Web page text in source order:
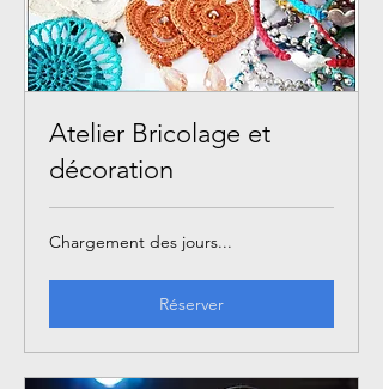
Atelier Bricolage et
décoration
Chargement des jours...
Réserver